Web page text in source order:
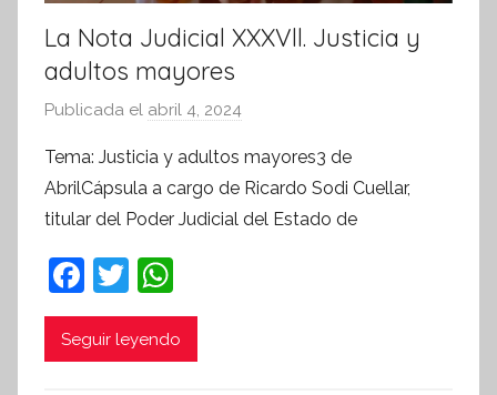
La Nota Judicial XXXVll. Justicia y
adultos mayores
Publicada el abril 4, 2024
r
S
í
Tema: Justicia y adultos mayores3 de
AbrilCápsula a cargo de Ricardo Sodi Cuellar,
titular del Poder Judicial del Estado de
F
a
c
T
w
itt
h
at
Seguir leyendo